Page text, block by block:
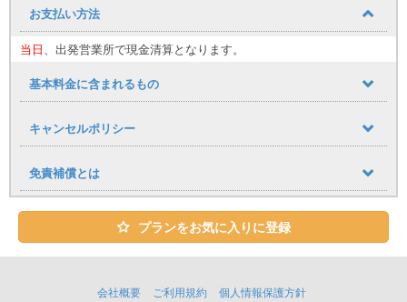
お支払い方法
当日、出発営業所で現金清算となります。
基本料金に含まれるもの
キャンセルポリシー
免責補償とは
プランをお気に入りに登録
会社概要 ご利用規約 個人情報保護方針